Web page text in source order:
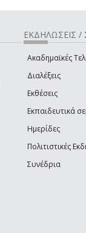
ΕΚΔΗΛΩΣΕΙΣ /
Ακαδημαϊκές
Διαλέξεις
Εκθέσεις
Εκπαιδευτικά
Ημερίδες
Πολιτιστικές
Συνέδρια